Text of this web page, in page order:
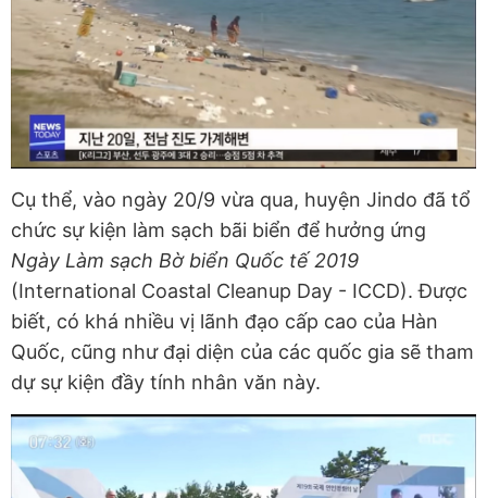
Cụ thể, vào ngày 20/9 vừa qua, huyện Jindo đã tổ
chức sự kiện làm sạch bãi biển để hưởng ứng
Ngày Làm sạch Bờ biển Quốc tế 2019
(International Coastal Cleanup Day - ICCD). Được
biết, có khá nhiều vị lãnh đạo cấp cao của Hàn
Quốc, cũng như đại diện của các quốc gia sẽ tham
dự sự kiện đầy tính nhân văn này.